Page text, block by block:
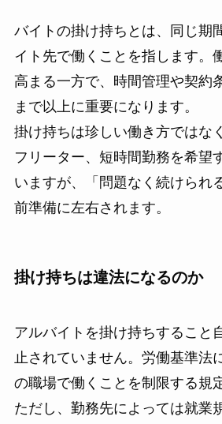
バイトの掛け持ちとは、同じ期
イト先で働くことを指します。
高まる一方で、時間管理や契約
まで以上に重要になります。
掛け持ちは珍しい働き方ではな
フリーター、短時間勤務を希望
いますが、「問題なく続けられ
前準備に左右されます。
掛け持ちは違法になるのか
アルバイトを掛け持ちすること
止されていません。労働基準法
の職場で働くことを制限する規
ただし、勤務先によっては就業